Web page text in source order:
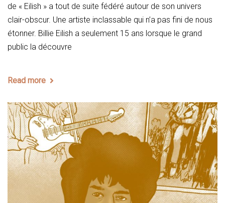
de « Eilish » a tout de suite fédéré autour de son univers
clair-obscur. Une artiste inclassable qui n’a pas fini de nous
étonner. Billie Eilish a seulement 15 ans lorsque le grand
public la découvre
Read more